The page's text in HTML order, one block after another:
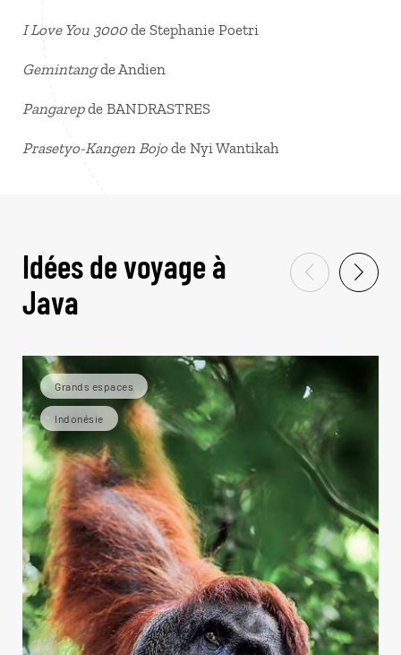
I Love You 3000de Stephanie Poetri
Gemintangde Andien
Pangarepde BANDRASTRES
Prasetyo-Kangen Bojode Nyi Wantikah
Idées de voyage à
Java
Grands espaces
Indonésie